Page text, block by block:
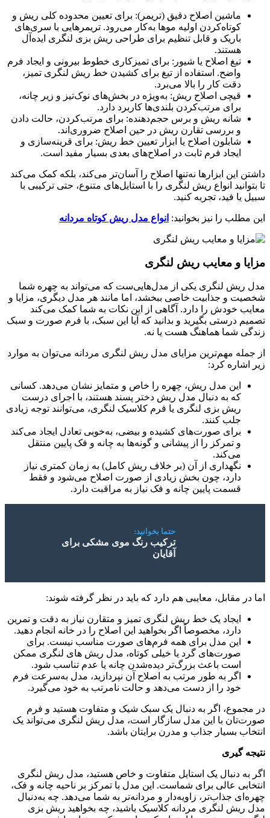
ماشین اصلاح دقیق (تریمر): برای تعیین محدوده کلی ریش و
کوتاه‌کردن اولیه موها به‌کار می‌رود. تریمرهایی با سری‌های
باریک و قابل تنظیم برای طراحی ریش بزی لنگری ایده‌آل
هستند.
تیغ اصلاح یا شیور: برای تمیزکاری خطوط بیرونی و ایجاد فرم
واضح. استفاده از تیغ برای کشیدن خط ریش لنگری تمیز،
دقت کار را بالا می‌برد.
قیچی اصلاح ریش: به‌ویژه در بخش‌های نوک‌تیز و زیر چانه،
برای مرتب‌کردن بلندی‌ها کاربرد دارد.
شانه ریش و برس حجم‌دهنده: برای مرتب‌کردن، حالت دادن
و بررسی تقارن ریش در حین اصلاح ضروری‌اند.
شابلون اصلاح یا ابزار تعیین خط ریش: برای قرینه‌سازی و
ایجاد فرم ثابت در اصلاح‌های بعدی بسیار مفید است.
داشتن این ابزارها نه‌تنها اصلاح را آسان‌تر می‌کند، بلکه کمک می‌کند
تا بتوانید انواع ریش لنگری را با استایل‌های متنوع، حتی ترکیبی با
سبیل یا فید، تجربه کنید.
این مطلب را نیز بخوانید: انواع مدل ریش کوتاه مردانه
مزایا و معایب ریش لنگری
مدل ریش لنگری یکی از مدل‌هایی‌ست که می‌تواند به چهره شما
شخصیت و جذابیت خاصی ببخشد، اما مانند هر مدل دیگری، مزایا و
معایب خودش را دارد. آگاهی از این نکات به شما کمک می‌کند
تصمیم درستی بگیرید و بدانید که آیا این سبک، با فرم صورت و سبک
زندگی شما هماهنگ هست یا نه.
از جمله مهم‌ترین مزایای مدل ریش لنگری مردانه می‌توان به موارد
زیر اشاره کرد:
این مدل ریش، چهره را خاص و متمایز نشان می‌دهد. کسانی
که به دنبال مدل ریش دختر پسند هستند، با اجرای درست
ریش بزی لنگری یا فرم کلاسیک لنگری، می‌توانند توجه زیادی
جلب کنند.
برای صورت‌های کشیده و بیضی، به‌خوبی تعادل ایجاد می‌کند
و تمرکز را از پیشانی و گونه‌ها به چانه و فک پایین منتقل
می‌کند.
نگهداری از آن (بر خلاف ریش کامل) به زمان کمتری نیاز
دارد، چون بخش زیادی از صورت اصلاح می‌شود و فقط
قسمت پایین چانه و فک نیاز به مراقبت دارد.
حتما بخوانید:
ترکیب رنگ موی مشکی برای
آقایان
اما در مقابل، معایبی هم دارد که باید در نظر گرفته شوند:
ایجاد یک خط ریش لنگری تمیز و متقارن نیاز به دقت و تمرین
دارد، مخصوصاً اگر بخواهید این اصلاح را در خانه انجام دهید.
این مدل برای همه فرم‌های صورت مناسب نیست. برای
صورت‌های گرد یا خیلی کوتاه، مدل ریش های لنگری ممکن
است باعث بزرگ‌تر دیده‌شدن چانه یا عدم تناسب شود.
اگر به طور مرتب به اصلاح آن نپردازید، مدل به‌سرعت فرم
خود را از دست می‌دهد و حالت نامرتب به خود می‌گیرد.
در مجموع، اگر به دنبال یک سبک شیک و متفاوت هستید و فرم
صورت‌تان با این مدل سازگار است، مدل ریش لنگری می‌تواند یک
انتخاب بسیار جذاب و مدرن برایتان باشد.
نتیجه‌ گیری
اگر به دنبال یک استایل متفاوت و خاص هستید، مدل ریش لنگری
انتخابی عالی برای شماست. این مدل با تمرکز بر ناحیه چانه و فک،
چهره‌ای جذاب‌تر، زاویه‌دار و مردانه‌تر به شما می‌دهد. چه به‌دنبال
مدل ریش لنگری مردانه کلاسیک باشید، چه بخواهید ریش بزی